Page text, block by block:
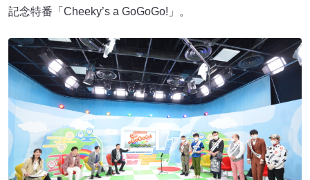
記念特番「Cheeky’s a GoGoGo!」。